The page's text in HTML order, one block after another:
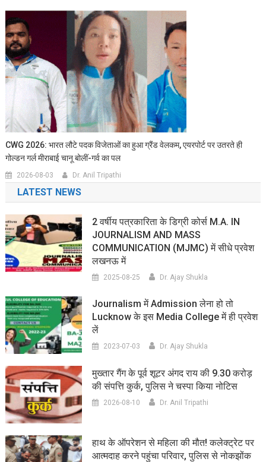
CWG 2026: भारत लौटे पदक विजेताओं का हुआ ग्रैंड वेलकम, एयरपोर्ट पर उतरते ही
गोल्डन गर्ल मीराबाई चानू बोलीं-गर्व का पल
2026-08-03 Dr. Anil Tripathi
LATEST NEWS
2 वर्षीय पत्रकारिता के डिग्री कोर्स M.A. IN
JOURNALISM AND MASS
COMMUNICATION (MJMC) में सीधे प्रवेश
लखनऊ में
2025-08-25 Dr. Ajay Shukla
Journalism में Admission लेना हो तो
Lucknow के इस Media College में ही प्रवेश
लें
2023-07-03 Dr. Ajay Shukla
मुख्तार गैंग के पूर्व शूटर अंगद राय की 9.30 करोड़
की संपत्ति कुर्क, पुलिस ने चस्पा किया नोटिस
2026-08-10 Dr. Anil Tripathi
हाथ के ऑपरेशन से महिला की मौत! कलेक्ट्रेट पर
आत्मदाह करने पहुंचा परिवार, पुलिस से नोकझोंक